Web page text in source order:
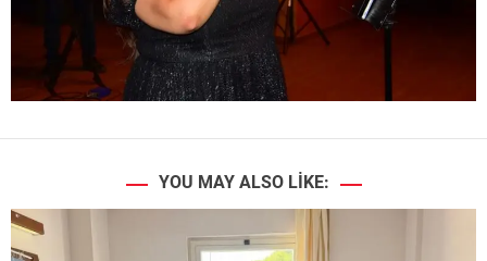
YOU MAY ALSO LIKE: